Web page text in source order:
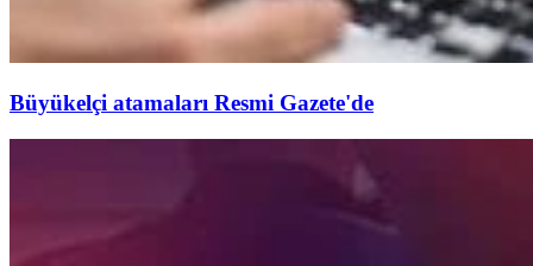
Büyükelçi atamaları Resmi Gazete'de